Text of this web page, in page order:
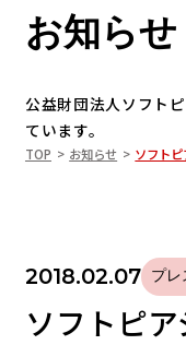
お知らせ
公益財団法人ソフト
ています。
TOP お知らせ ソフト
2018.02.07 プレ
ソフトピ